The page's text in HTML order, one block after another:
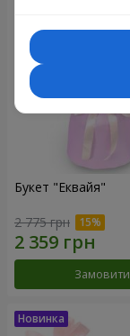
Букет "Еквайя"
2 775 грн
Замовити